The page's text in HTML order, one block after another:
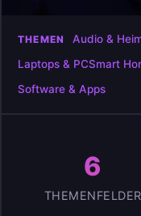
THEMEN Audio &
Laptops & PCSmart
Software & Apps
6
THEMENFELDER